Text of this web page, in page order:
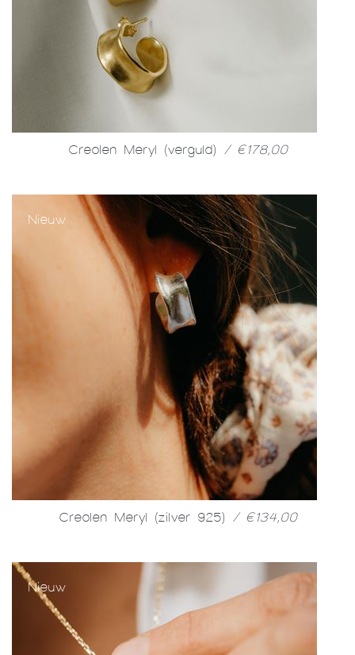
Creolen Meryl (verguld) / €178,00
Nieuw
Creolen Meryl (zilver 925) / €134,00
Nieuw